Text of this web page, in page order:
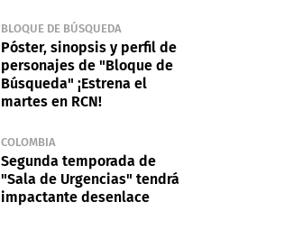
BLOQUE DE BÚSQUEDA
Póster, sinopsis y perfil de
personajes de "Bloque de
Búsqueda" ¡Estrena el
martes en RCN!
COLOMBIA
Segunda temporada de
"Sala de Urgencias" tendrá
impactante desenlace